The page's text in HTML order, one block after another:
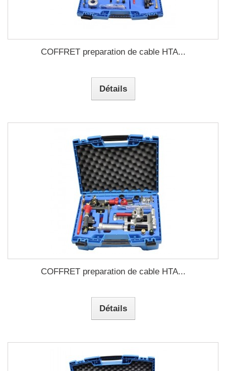
COFFRET preparation de cable HTA...
Détails
COFFRET preparation de cable HTA...
Détails